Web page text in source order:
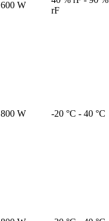
600 W
rF
800 W -20 °C - 40 °C